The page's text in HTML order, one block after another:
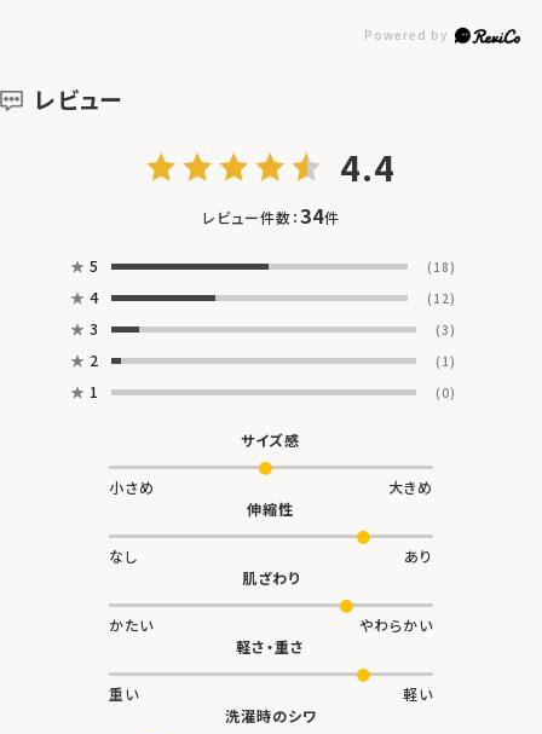
レビュー
4.4
レビュー件数：34件
★ 5 (18)
★ 4 (12)
★ 3 (3)
★ 2 (1)
★ 1 (0)
サイズ感
小さめ
大きめ
伸縮性
なし
あり
肌ざわり
かたい
やわらかい
軽さ・重さ
重い
軽い
洗濯時のシワ